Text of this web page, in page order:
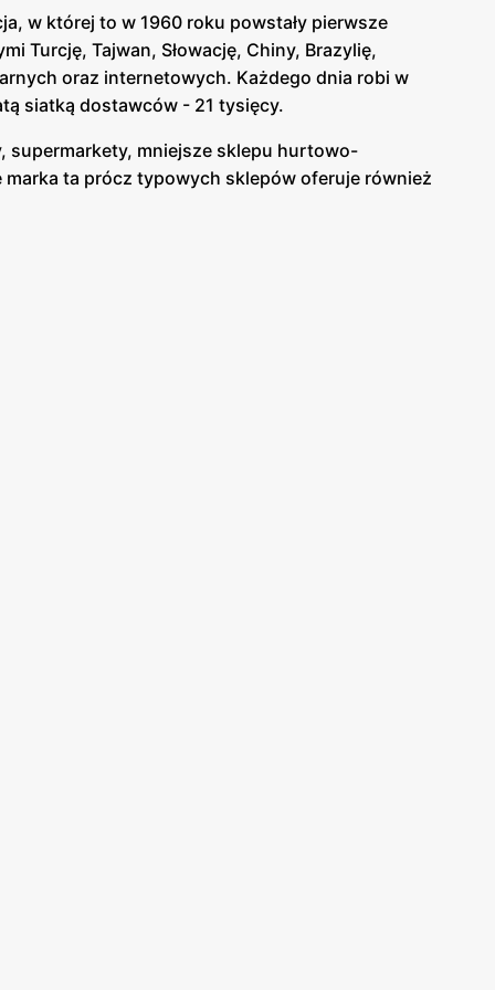
w której to w 1960 roku powstały pierwsze
Turcję, Tajwan, Słowację, Chiny, Brazylię,
oraz internetowych. Każdego dnia robi w
siatką dostawców - 21 tysięcy.
supermarkety, mniejsze sklepu hurtowo-
ta prócz typowych sklepów oferuje również
napoje i alkohole, produkty świeże, tekstylia,
Wśród nich można wymienić takie marki jak:
Carrefour, oferującej najwyższej jakości
z upraw ekologicznych.
przyznawanych ich było wiele, a
Reputacji, Łodołamacze 2013, Nagroda im.
- wybór konsumentów.
między innymi jako stacja paliw. Prócz tego
kredytowa
i wpłatomatów. Możliwe jest korzystanie